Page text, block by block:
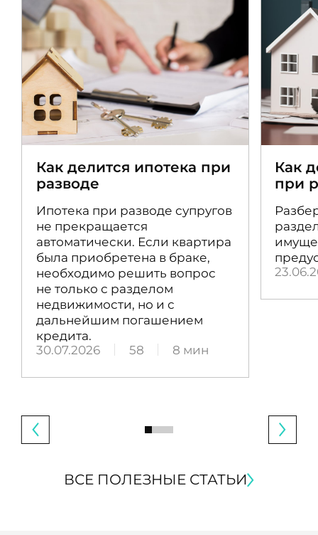
Как делится ипотека при
разводе
Ипотека при разводе супругов
не прекращается
автоматически. Если квартира
была приобретена в браке,
необходимо решить вопрос
не только с разделом
недвижимости, но и с
дальнейшим погашением
кредита.
30.07.2026
58 8 мин
Как
при
ВСЕ ПОЛЕЗНЫЕ СТАТЬИ